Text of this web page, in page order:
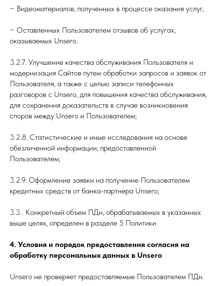
− Видеоматериалов, полученных в процессе оказания услуг,
− Оставленных Пользователем отзывов об услугах,
оказываемых Unsero.
3.2.7. Улучшение качества обслуживания Пользователя и
модернизация Сайтов путем обработки запросов и заявок от
Пользователя, а также с целью записи телефонных
разговоров с Unsero, для повышения качества обслуживания,
для сохранения доказательств в случае возникновения
споров между Unsero и Пользователем;
3.2.8. Статистические и иные исследования на основе
обезличенной информации, предоставленной
Пользователем;
3.2.9. Оформление заявки на получение Пользователем
кредитных средств от банка-партнера Unsero;
3.3 . Конкретный объем ПДн, обрабатываемых в указанных
выше целях, определен в разделе 5 Политики.
4. Условия и порядок предоставления согласия на
обработку персональных данных в Unsero
Unsero не проверяет предоставляемые Пользователем ПДн.